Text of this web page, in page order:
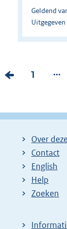
Geldend
V
i
P
i
n
a
:
1 ...
Over
Contact
English
Help
Zoeken